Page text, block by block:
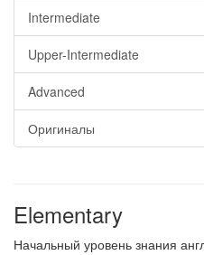
Intermediate
Upper-Intermediate
Advanced
Оригиналы
Elementary
Начальный уровень знания